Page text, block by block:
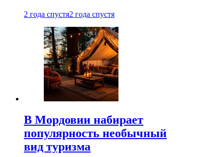
2 года спустя2 года спустя
В Мордовии набирает
популярность необычный
вид туризма